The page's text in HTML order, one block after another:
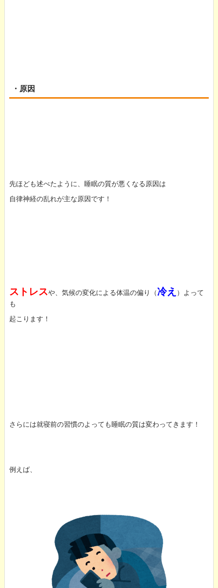
・原因
先ほども述べたように、睡眠の質が悪くなる原因は
自律神経の乱れが主な原因です！
ストレスや、気候の変化による体温の偏り（冷え ）よって
も
起こります！
さらには就寝前の習慣のよっても睡眠の質は変わってきます！
例えば、